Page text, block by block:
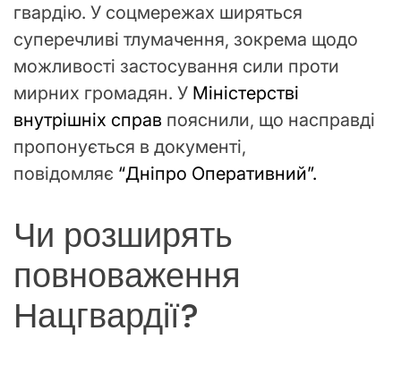
гвардію. У соцмережах ширяться
суперечливі тлумачення, зокрема щодо
можливості застосування сили проти
мирних громадян. У Міністерстві
внутрішніх справ пояснили, що насправді
пропонується в документі,
повідомляє “Дніпро Оперативний”.
Чи розширять
повноваження
Нацгвардії?